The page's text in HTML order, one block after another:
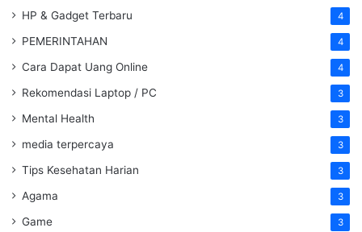
HP & Gadget Terbaru 4
PEMERINTAHAN 4
Cara Dapat Uang Online 4
Rekomendasi Laptop / PC 3
Mental Health 3
media terpercaya 3
Tips Kesehatan Harian 3
Agama 3
Game 3